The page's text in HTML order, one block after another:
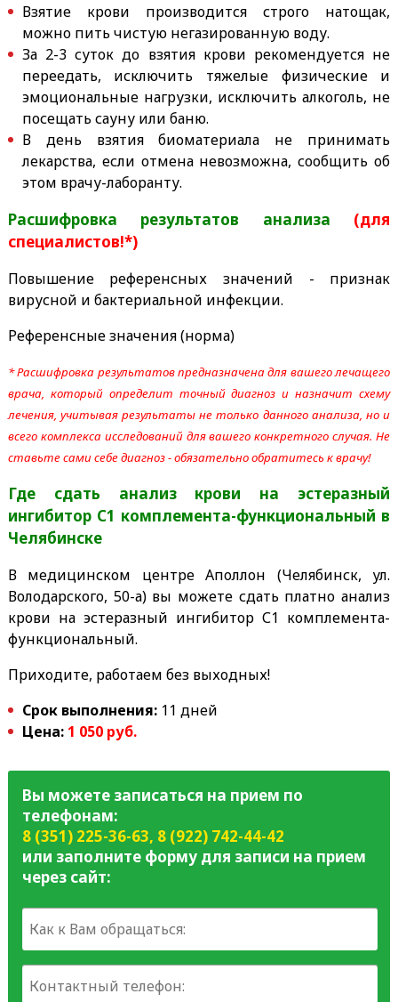
Взятие крови производится строго натощак,
можно пить чистую негазированную воду.
За 2-3 суток до взятия крови рекомендуется не
переедать, исключить тяжелые физические и
эмоциональные нагрузки, исключить алкоголь, не
посещать сауну или баню.
В день взятия биоматериала не принимать
лекарства, если отмена невозможна, сообщить об
этом врачу-лаборанту.
Расшифровка результатов анализа (для
специалистов!*)
Повышение референсных значений - признак
вирусной и бактериальной инфекции.
Референсные значения (норма)
* Расшифровка результатов предназначена для вашего лечащего
врача, который определит точный диагноз и назначит схему
лечения, учитывая результаты не только данного анализа, но и
всего комплекса исследований для вашего конкретного случая. Не
ставьте сами себе диагноз - обязательно обратитесь к врачу!
Где сдать анализ крови на эстеразный
ингибитор С1 комплемента-функциональный в
Челябинске
В медицинском центре Аполлон (Челябинск, ул.
Володарского, 50-а) вы можете сдать платно анализ
крови на эстеразный ингибитор С1 комплемента-
функциональный.
Приходите, работаем без выходных!
Срок выполнения:11 дней
Цена: 1 050 руб.
Вы можете записаться на прием по
телефонам:
8 (351) 225-36-63, 8 (922) 742-44-42
или заполните форму для записи на прием
через сайт: